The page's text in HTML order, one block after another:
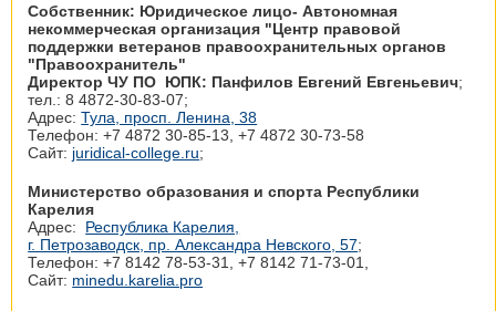
Собственник: Юридическое лицо- Автономная
некоммерческая организация "Центр правовой
поддержки ветеранов правоохранительных органов
"Правоохранитель"
Директор ЧУ ПО ЮПК: Панфилов Евгений Евгеньевич;
тел.: 8 4872-30-83-07;
Адрес:Тула, просп. Ленина, 38
Телефон: +7 4872 30‑85-13, +7 4872 30‑73-58
Сайт: juridical-college.ru;
Министерство образования и спорта Республики
Карелия
Адрес: Республика Карелия,
г. Петрозаводск, пр. Александра Невского, 57;
Телефон: +7 8142 78‑53-31, +7 8142 71‑73-01,
Сайт: minedu.karelia.pro